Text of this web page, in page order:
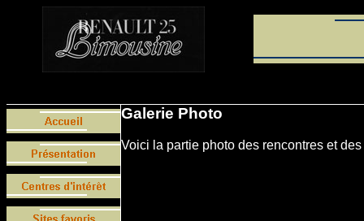
Galerie Photo
Voici la partie photo des rencontres et